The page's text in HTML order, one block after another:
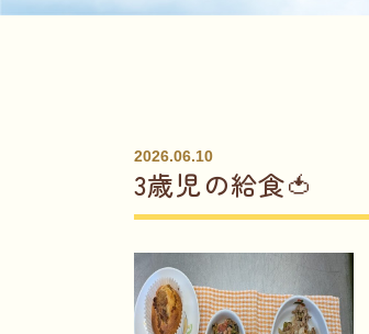
2026.06.10
3歳児の給食🍅